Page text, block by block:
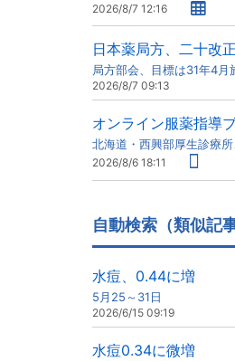
2026/8/7 12:16
日本薬局方、二十改
局方部会、目標は31年4月
2026/8/7 09:13
オンライン服薬指導
北海道・西興部厚生診療所
2026/8/6 18:11
自動検索（類似記
水痘、0.44に増
5月25～31日
2026/6/15 09:19
水痘0.34に微増